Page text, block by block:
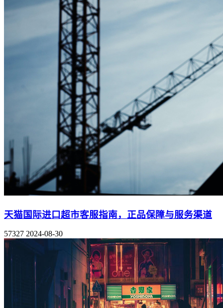
天猫国际进口超市客服指南，正品保障与服务渠道
57327 2024-08-30